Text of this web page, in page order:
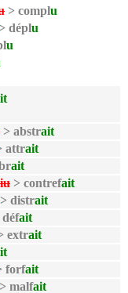
> complu
> déplu
u
> abstrait
attrait
ait
> contrefait
> distrait
défait
extrait
forfait
> malfait